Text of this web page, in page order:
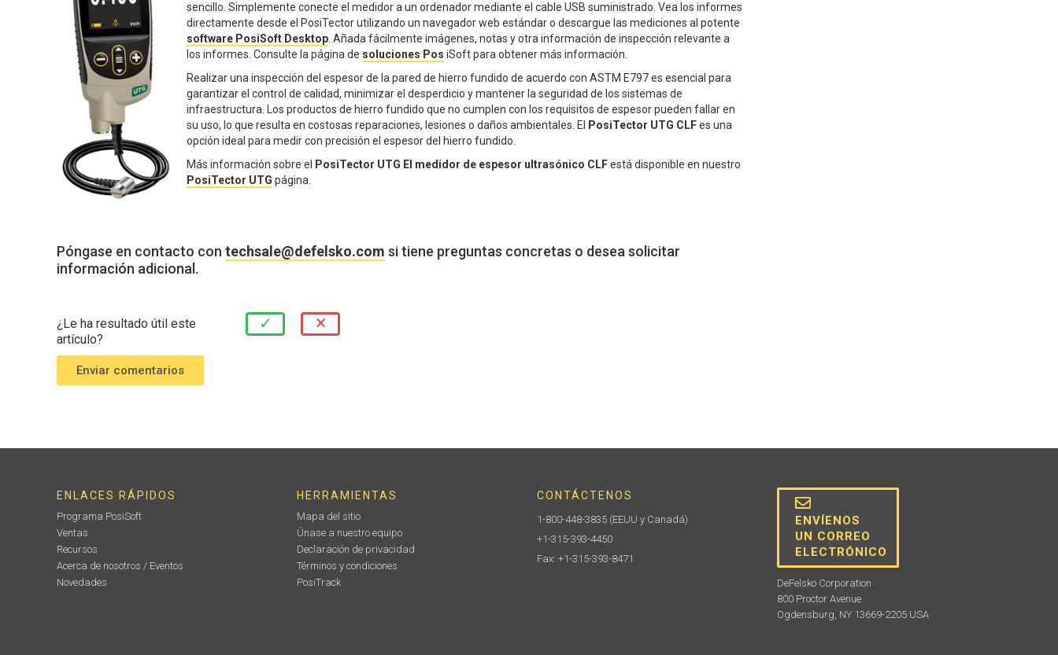
sencillo. Simplemente conecte el medidor a un ordenador mediante el cable USB suministrado. Vea los informes
directamente desde el PosiTector utilizando un navegador web estándar o descargue las mediciones al potente
software PosiSoft Desktop . Añada fácilmente imágenes, notas y otra información de inspección relevante a
los informes. Consulte la página de soluciones Pos iSoft para obtener más información.
Realizar una inspección del espesor de la pared de hierro fundido de acuerdo con ASTM E797 es esencial para
garantizar el control de calidad, minimizar el desperdicio y mantener la seguridad de los sistemas de
infraestructura. Los productos de hierro fundido que no cumplen con los requisitos de espesor pueden fallar en
su uso, lo que resulta en costosas reparaciones, lesiones o daños ambientales. El
PosiTector UTG CLFes una
opción ideal para medir con precisión el espesor del hierro fundido.
Más información sobre el
PosiTector UTG El medidor de espesor ultrasónico CLFestá disponible en nuestro
PosiTector UTG página.
Póngase en contacto con techsale@defelsko.com si tiene preguntas concretas o desea solicitar
información adicional.
¿Le ha resultado útil este
artículo?
✓ ×
ENLACES RÁPIDOS
Programa PosiSoft
Ventas
Recursos
Acerca de nosotros / Eventos
Novedades
HERRAMIENTAS
Mapa del sitio
Únase a nuestro equipo
Declaración de privacidad
Términos y condiciones
PosiTrack
CONTÁCTENOS
1-800-448-3835 (EEUU y Canadá)
+1-315-393-4450
Fax: +1-315-393-8471
ENVÍENOS
UN CORREO
ELECTRÓNICO
DeFelsko Corporation
800 Proctor Avenue
Ogdensburg, NY 13669-2205 USA